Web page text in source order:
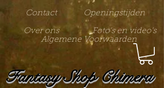
Contact Openingstijden
Over ons
Foto's en video's
Algemene Voorwaarden
Fantasy Shop Chimera